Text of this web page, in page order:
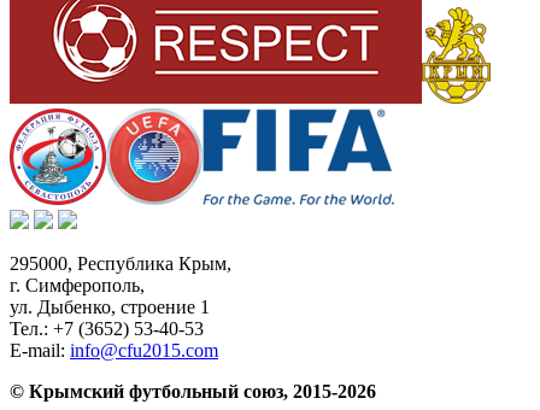
295000, Республика Крым,
г. Симферополь,
ул. Дыбенко, строение 1
Тел.: +7 (3652) 53-40-53
E-mail: info@cfu2015.com
© Крымский футбольный союз, 2015-2026